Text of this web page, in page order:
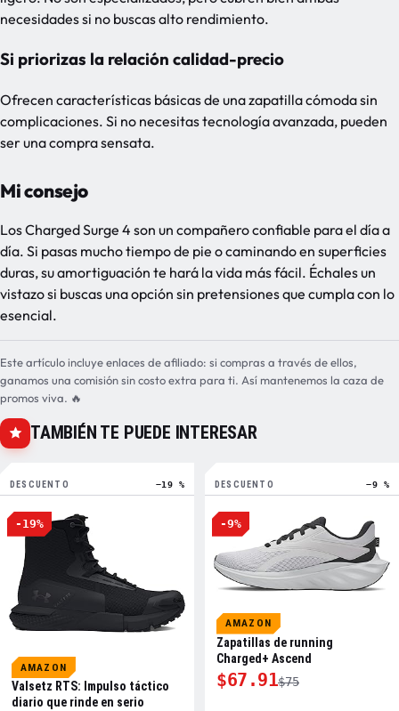
necesidades si no buscas alto rendimiento.
Si priorizas la relación calidad-precio
Ofrecen características básicas de una zapatilla cómoda sin
complicaciones. Si no necesitas tecnología avanzada, pueden
ser una compra sensata.
Mi consejo
Los Charged Surge 4 son un compañero confiable para el día a
día. Si pasas mucho tiempo de pie o caminando en superficies
duras, su amortiguación te hará la vida más fácil. Échales un
vistazo si buscas una opción sin pretensiones que cumpla con lo
esencial.
Este artículo incluye enlaces de afiliado: si compras a través de ellos,
ganamos una comisión sin costo extra para ti. Así mantenemos la caza de
promos viva. 🔥
TAMBIÉN TE PUEDE INTERESAR
DESCUENTO −19 %
-19%
AMAZON
Valsetz RTS: Impulso táctico
diario que rinde en serio
DESCUENTO −9 %
-9%
AMAZON
Zapatillas de running
Charged+ Ascend
$67.91$75